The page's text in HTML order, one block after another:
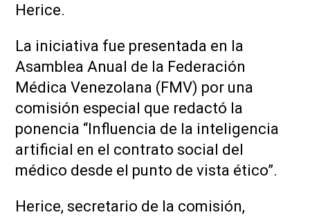
Herice.
La iniciativa fue presentada en la
Asamblea Anual de la Federación
Médica Venezolana (FMV) por una
comisión especial que redactó la
ponencia “Influencia de la inteligencia
artificial en el contrato social del
médico desde el punto de vista ético”.
Herice, secretario de la comisión,